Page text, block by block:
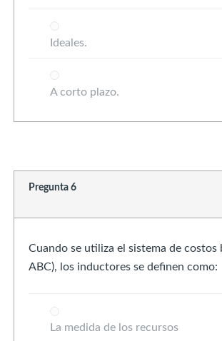
Ideales.
A corto plazo.
Pregunta 6
Cuando se utiliza el sistema de costos
ABC), los inductores se definen como:
La medida de los recursos